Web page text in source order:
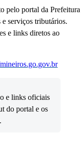
pelo portal da Prefeitura
e serviços tributários.
e links diretos ao
e links oficiais
do portal e os